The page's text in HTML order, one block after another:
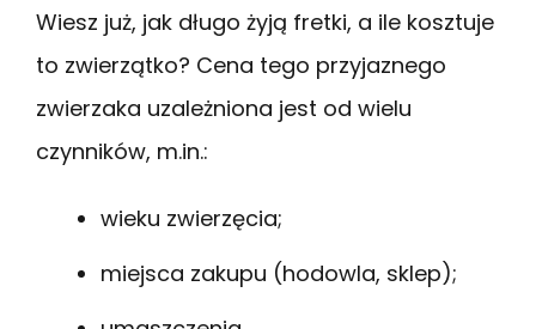
Wiesz już, jak długo żyją fretki, a ile kosztuje
to zwierzątko? Cena tego przyjaznego
zwierzaka uzależniona jest od wielu
czynników, m.in.:
wieku zwierzęcia;
miejsca zakupu (hodowla, sklep);